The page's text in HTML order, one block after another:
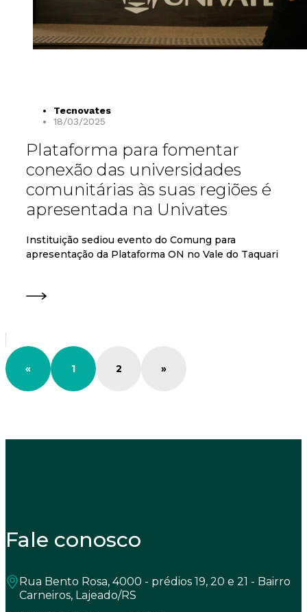
Tecnovates
18/03/2025
Plataforma para fomentar
conexão das universidades
comunitárias às suas regiões é
apresentada na Univates
Instituição sediou evento do Comung para
apresentação da Plataforma ON no Vale do Taquari
« 1 2 »
Fale conosco
Rua Bento Rosa, 4000 - prédios 19, 20 e 21 - Bairro
Carneiros, Lajeado/RS